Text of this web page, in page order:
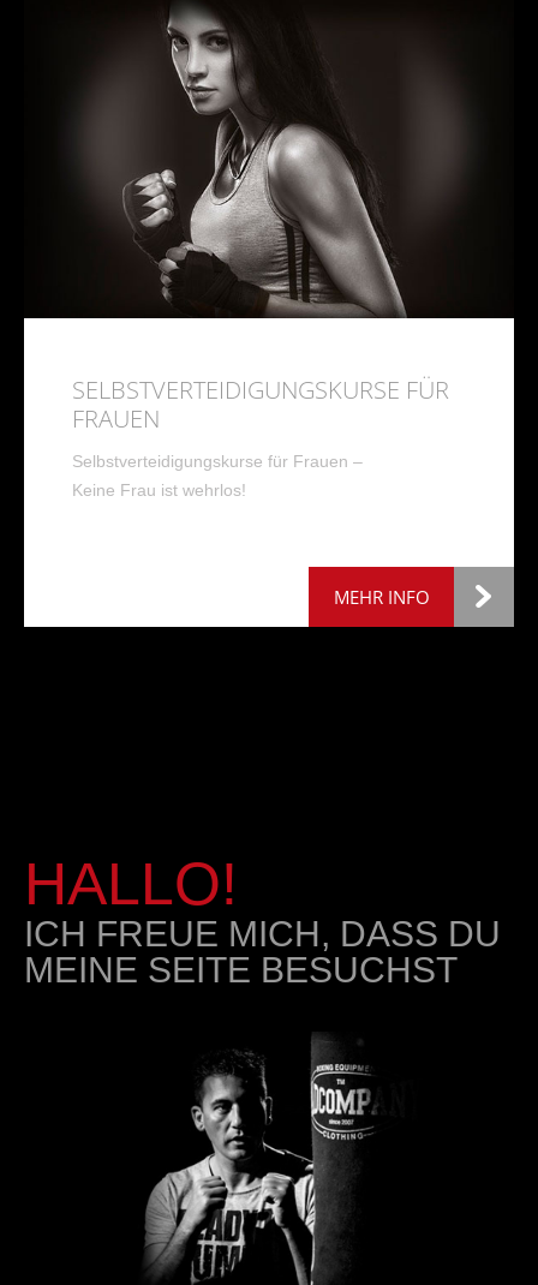
SELBSTVERTEIDIGUNGSKURSE FÜR
FRAUEN
Selbstverteidigungskurse für Frauen –
Keine Frau ist wehrlos!
MEHR INFO
HALLO!
ICH FREUE MICH, DASS DU
MEINE SEITE BESUCHST